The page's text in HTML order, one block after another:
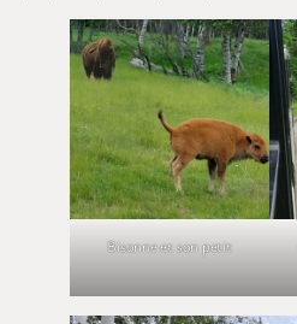
Bisonne et son petit